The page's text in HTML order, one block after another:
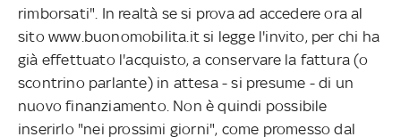
rimborsati". In realtà se si prova ad accedere ora al
sito www.buonomobilita.it si legge l'invito, per chi ha
già effettuato l'acquisto, a conservare la fattura (o
scontrino parlante) in attesa - si presume - di un
nuovo finanziamento. Non è quindi possibile
inserirlo "nei prossimi giorni", come promesso dal